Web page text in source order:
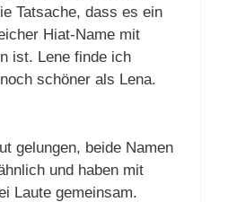
Tatsache, dass es ein
Hiat-Name mit
ist. Lene finde ich
schöner als Lena.
gelungen, beide Namen
und haben mit
Laute gemeinsam.